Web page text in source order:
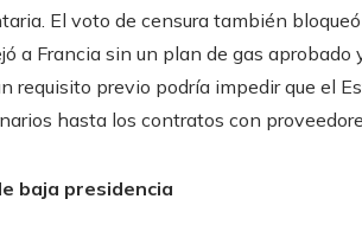
El voto de censura también
a Francia sin un plan de gas aprobado
requisito previo podría impedir que el
hasta los contratos con
baja presidencia